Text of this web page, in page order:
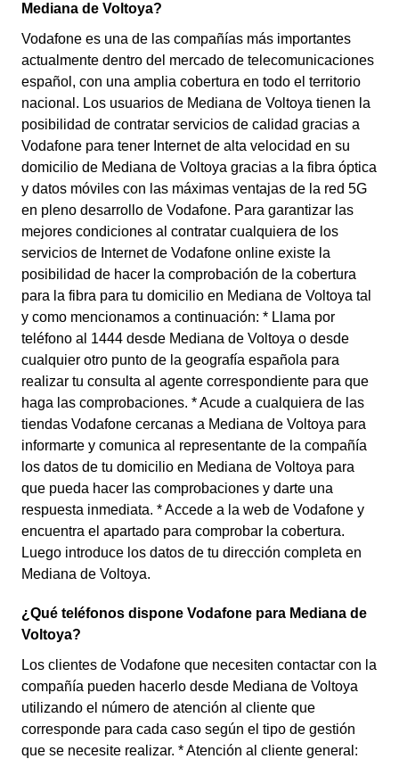
Mediana de Voltoya?
Vodafone es una de las compañías más importantes
actualmente dentro del mercado de telecomunicaciones
español, con una amplia cobertura en todo el territorio
nacional. Los usuarios de Mediana de Voltoya tienen la
posibilidad de contratar servicios de calidad gracias a
Vodafone para tener Internet de alta velocidad en su
domicilio de Mediana de Voltoya gracias a la fibra óptica
y datos móviles con las máximas ventajas de la red 5G
en pleno desarrollo de Vodafone. Para garantizar las
mejores condiciones al contratar cualquiera de los
servicios de Internet de Vodafone online existe la
posibilidad de hacer la comprobación de la cobertura
para la fibra para tu domicilio en Mediana de Voltoya tal
y como mencionamos a continuación: * Llama por
teléfono al 1444 desde Mediana de Voltoya o desde
cualquier otro punto de la geografía española para
realizar tu consulta al agente correspondiente para que
haga las comprobaciones. * Acude a cualquiera de las
tiendas Vodafone cercanas a Mediana de Voltoya para
informarte y comunica al representante de la compañía
los datos de tu domicilio en Mediana de Voltoya para
que pueda hacer las comprobaciones y darte una
respuesta inmediata. * Accede a la web de Vodafone y
encuentra el apartado para comprobar la cobertura.
Luego introduce los datos de tu dirección completa en
Mediana de Voltoya.
¿Qué teléfonos dispone Vodafone para Mediana de
Voltoya?
Los clientes de Vodafone que necesiten contactar con la
compañía pueden hacerlo desde Mediana de Voltoya
utilizando el número de atención al cliente que
corresponde para cada caso según el tipo de gestión
que se necesite realizar. * Atención al cliente general: